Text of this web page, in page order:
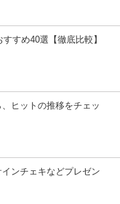
すめ40選【徹底比較】
ヒットの推移をチェッ
ンチェキなどプレゼン